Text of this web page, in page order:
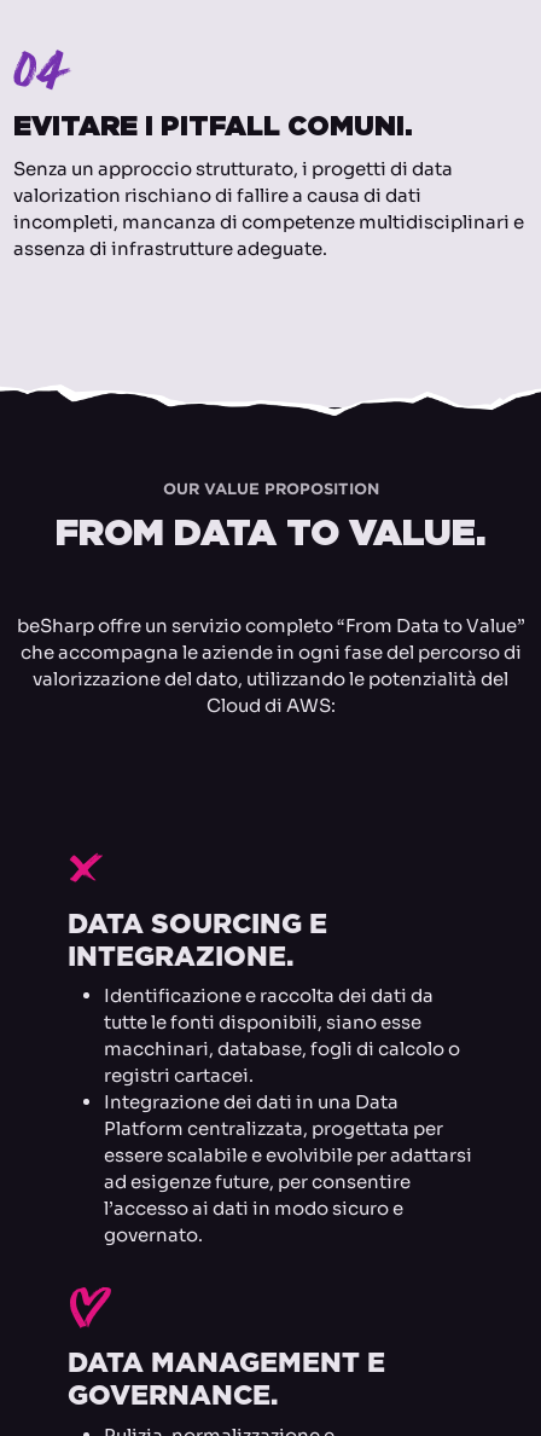
04
EVITARE I PITFALL COMUNI.
Senza un approccio strutturato, i progetti di data
valorization rischiano di fallire a causa di dati
incompleti, mancanza di competenze multidisciplinari e
assenza di infrastrutture adeguate.
OUR VALUE PROPOSITION
FROM DATA TO VALUE.
beSharp offre un servizio completo “From Data to Value”
che accompagna le aziende in ogni fase del percorso di
valorizzazione del dato, utilizzando le potenzialità del
Cloud di AWS:
F
DATA SOURCING E
INTEGRAZIONE.
Identificazione e raccolta dei dati da
tutte le fonti disponibili, siano esse
macchinari, database, fogli di calcolo o
registri cartacei.
Integrazione dei dati in una Data
Platform centralizzata, progettata per
essere scalabile e evolvibile per adattarsi
ad esigenze future, per consentire
l’accesso ai dati in modo sicuro e
governato.
I
DATA MANAGEMENT E
GOVERNANCE.